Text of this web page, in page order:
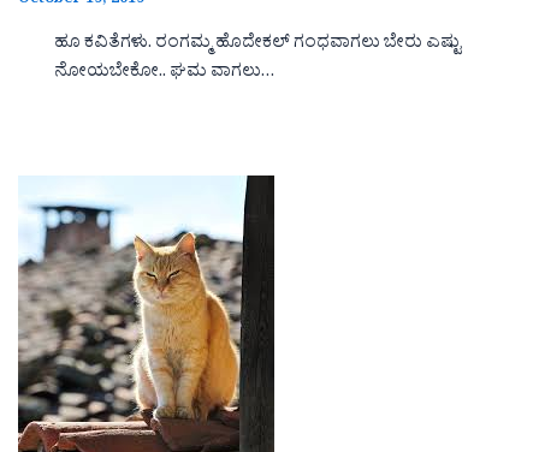
ಹೂ ಕವಿತೆಗಳು. ರಂಗಮ್ಮ ಹೊದೇಕಲ್ ಗಂಧವಾಗಲು ಬೇರು ಎಷ್ಟು
ನೋಯಬೇಕೋ.. ಘಮ ವಾಗಲು…